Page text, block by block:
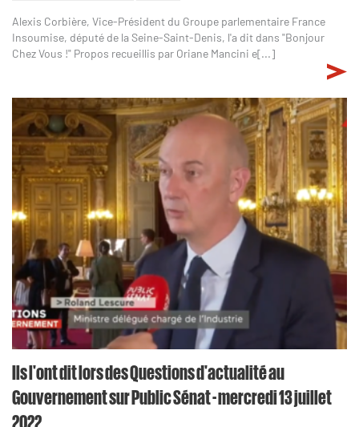
Alexis Corbière, Vice-Président du Groupe parlementaire France
Insoumise, député de la Seine-Saint-Denis, l'a dit dans "Bonjour
Chez Vous !" Propos recueillis par Oriane Mancini e[...]
Ils l'ont dit lors des Questions d'actualité au
Gouvernement sur Public Sénat - mercredi 13 juillet
2022